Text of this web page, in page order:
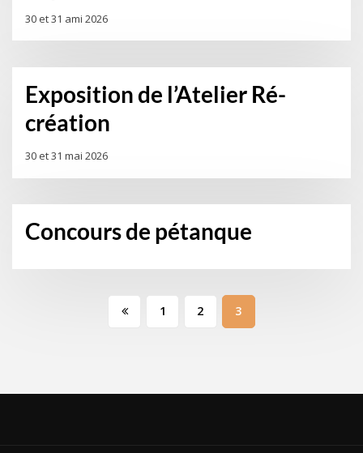
30 et 31 ami 2026
Exposition de l’Atelier Ré-
création
30 et 31 mai 2026
Concours de pétanque
1 2 3